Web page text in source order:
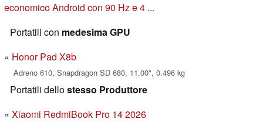
economico Android con 90 Hz e 4 ...
Portatili con medesima GPU
Honor Pad X8b
Adreno 610, Snapdragon SD 680, 11.00", 0.496 kg
Portatili dellostesso Produttore
Xiaomi RedmiBook Pro 14 2026